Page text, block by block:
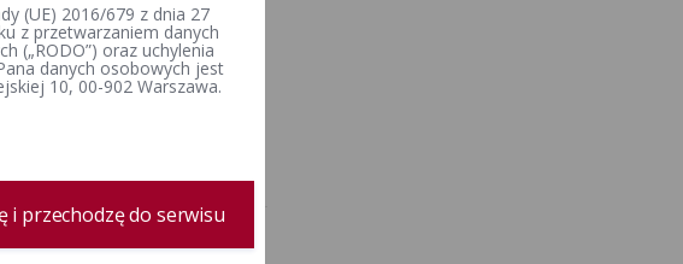
(UE) 2016/679 z dnia 27
z przetwarzaniem danych
(„RODO”) oraz uchylenia
danych osobowych jest
10, 00-902 Warszawa.
i przechodzę do serwisu